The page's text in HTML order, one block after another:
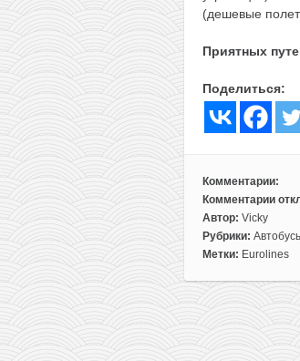
(дешевые
Приятных
Поделиться:
Комментарии:
Комментарии
к
записи
Новый
Eurolines:
автобус
бизнес-
Автор: Vicky
Рубрики:
Метки: Eurolines